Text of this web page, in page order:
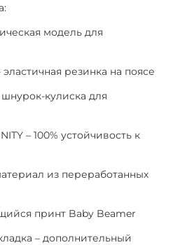
модель для
резинка на поясе
кулиска для
– 100% устойчивость к
из переработанных
принт Baby Beamer
– дополнительный